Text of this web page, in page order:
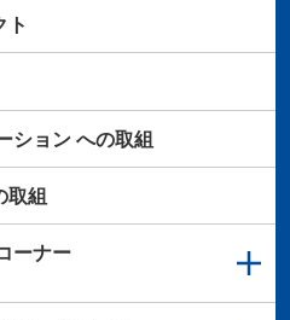
ト
ションへの取組
取組
ーナー